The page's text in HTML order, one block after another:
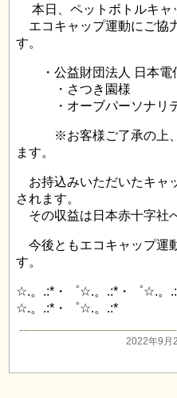
本日、ペットボトルキャ
エコキャップ運動にご協
す。
・公益財団法人 日本電
・さつき園様
・オーブパーソナリテ
※お客様ご了承の上、
ます。
お持込みいただいたキャ
されます。
その収益は日本赤十字社
今後ともエコキャップ運
す。
☆.。.:*・゜☆.。.:*・゜☆.。
☆.。.:*・゜☆.。.:*
2022年9月